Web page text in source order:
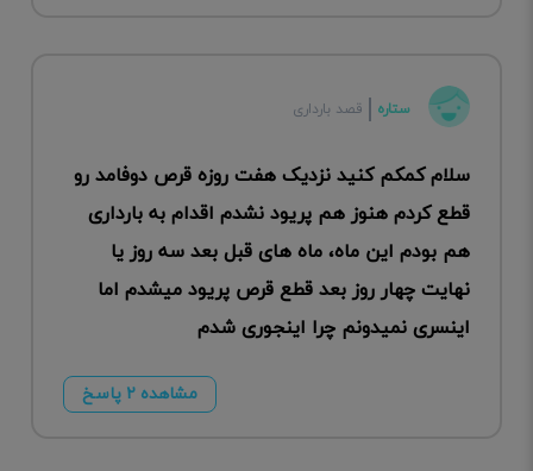
ستاره قصد بارداری
سلام کمکم کنید نزدیک هفت روزه قرص دوفامد رو
قطع کردم هنوز هم پریود نشدم اقدام به بارداری
هم بودم این ماه، ماه های قبل بعد سه روز یا
نهایت چهار روز بعد قطع قرص پریود میشدم اما
اینسری نمیدونم چرا اینجوری شدم
مشاهده ۲ پاسخ